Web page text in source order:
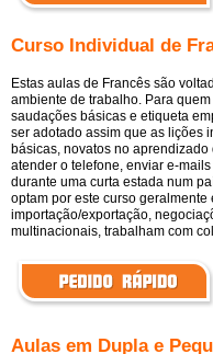
Curso Individual de
Estas aulas de Francês são
ambiente de trabalho. Para
saudações básicas e etiqueta
ser adotado assim que as lições
básicas, novatos no
atender o telefone, enviar e-
durante uma curta estada num
optam por este curso geralmente
importação/exportação,
multinacionais, trabalham com
Aulas em Dupla e